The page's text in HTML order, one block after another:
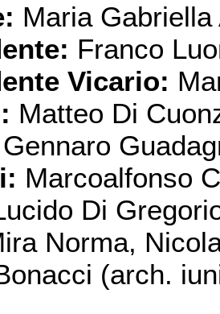
Maria Gabriella
Franco
Vicario:
Matteo Di
Gennaro
Marcoalfonso
Di
Norma,
(arch.